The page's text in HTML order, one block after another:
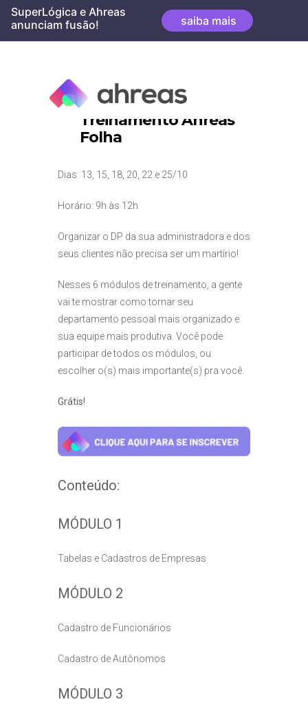
Skip
content
SuperLógica e Ahreas
anunciam fusão!
saiba mais
Treinamento Ahreas
Folha
Dias: 13, 15, 18, 20, 22 e 25/10
Horário: 9h às 12h
Organizar o DP da sua administradora e dos
seus clientes não precisa ser um martírio!
Nesses 6 módulos de treinamento, a gente
vai te mostrar como tornar seu
departamento pessoal mais organizado e
sua equipe mais produtiva. Você pode
participar de todos os módulos, ou
escolher o(s) mais importante(s) pra você.
Grátis!
Conteúdo:
MÓDULO 1
Tabelas e Cadastros de Empresas
MÓDULO 2
Cadastro de Funcionários
Cadastro de Autônomos
MÓDULO 3